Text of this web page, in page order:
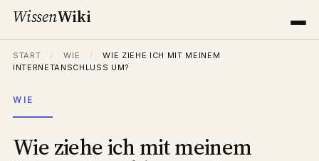
WissenWiki
START / WIE /
WIE ZIEHE ICH MIT MEINEM
INTERNETANSCHLUSS UM?
WIE
Wie ziehe ich mit meinem